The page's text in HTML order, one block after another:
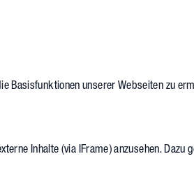
auch für mobile Endgeräte optimiert,
Basisfunktionen unserer Webseiten zu
Inhalte (via IFrame) anzusehen. Dazu